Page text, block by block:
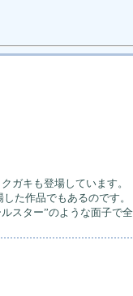
ガキも登場しています。
た作品でもあるのです。
スター”のような面子で